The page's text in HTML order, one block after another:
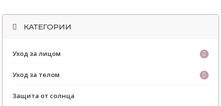
КАТЕГОРИИ
Уход за лицом
Уход за телом
Защита от солнца